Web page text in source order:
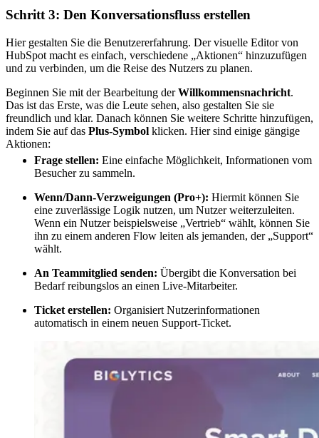
Schritt 3: Den Konversationsfluss erstellen
Hier gestalten Sie die Benutzererfahrung. Der visuelle Editor von
HubSpot macht es einfach, verschiedene „Aktionen“ hinzuzufügen
und zu verbinden, um die Reise des Nutzers zu planen.
Beginnen Sie mit der Bearbeitung derWillkommensnachricht.
Das ist das Erste, was die Leute sehen, also gestalten Sie sie
freundlich und klar. Danach können Sie weitere Schritte hinzufügen,
indem Sie auf das Plus-Symbol klicken. Hier sind einige gängige
Aktionen:
Frage stellen: Eine einfache Möglichkeit, Informationen vom
Besucher zu sammeln.
Wenn/Dann-Verzweigungen (Pro+): Hiermit können Sie
eine zuverlässige Logik nutzen, um Nutzer weiterzuleiten.
Wenn ein Nutzer beispielsweise „Vertrieb“ wählt, können Sie
ihn zu einem anderen Flow leiten als jemanden, der „Support“
wählt.
An Teammitglied senden: Übergibt die Konversation bei
Bedarf reibungslos an einen Live-Mitarbeiter.
Ticket erstellen: Organisiert Nutzerinformationen
automatisch in einem neuen Support-Ticket.